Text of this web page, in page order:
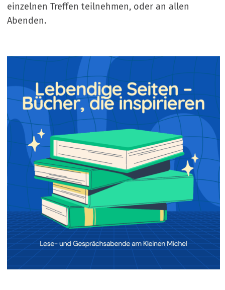
einzelnen Treffen teilnehmen, oder an allen
Abenden.